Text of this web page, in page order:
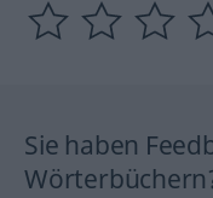
Sie haben